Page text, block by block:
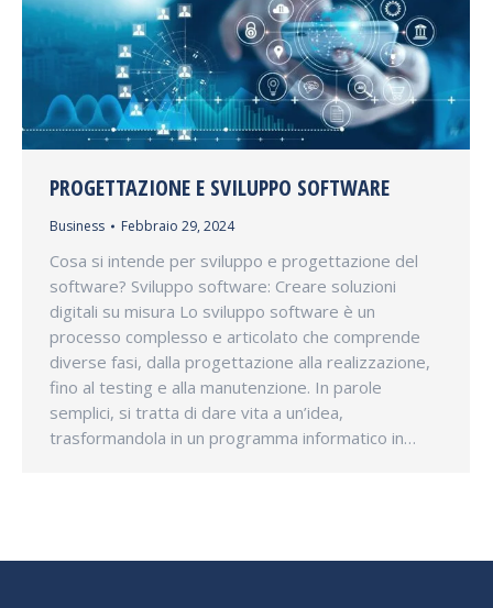
PROGETTAZIONE E SVILUPPO SOFTWARE
Business Febbraio 29, 2024
Cosa si intende per sviluppo e progettazione del
software? Sviluppo software: Creare soluzioni
digitali su misura Lo sviluppo software è un
processo complesso e articolato che comprende
diverse fasi, dalla progettazione alla realizzazione,
fino al testing e alla manutenzione. In parole
semplici, si tratta di dare vita a un’idea,
trasformandola in un programma informatico in…